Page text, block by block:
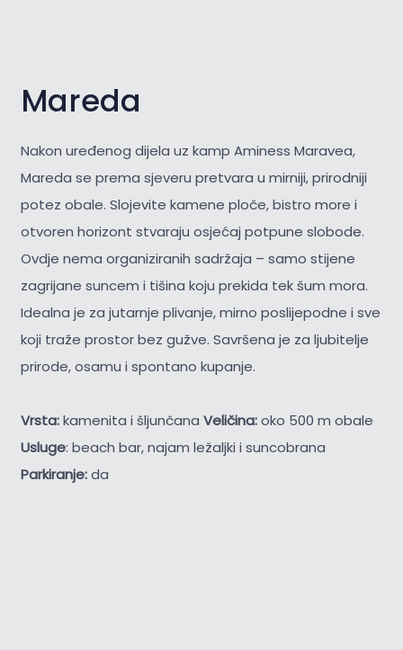
Mareda
Nakon uređenog dijela uz kamp Aminess Maravea,
Mareda se prema sjeveru pretvara u mirniji, prirodniji
potez obale. Slojevite kamene ploče, bistro more i
otvoren horizont stvaraju osjećaj potpune slobode.
Ovdje nema organiziranih sadržaja – samo stijene
zagrijane suncem i tišina koju prekida tek šum mora.
Idealna je za jutarnje plivanje, mirno poslijepodne i sve
koji traže prostor bez gužve. Savršena je za ljubitelje
prirode, osamu i spontano kupanje.
Vrsta:kamenita i šljunčana Veličina:oko 500 m obale
Usluge: beach bar, najam ležaljki i suncobrana
Parkiranje:da